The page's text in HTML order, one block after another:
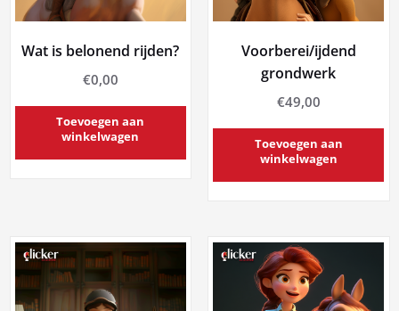
Wat is belonend rijden?
€0,00
Toevoegen aan
winkelwagen
Voorberei/ijdend
grondwerk
€49,00
Toevoegen aan
winkelwagen